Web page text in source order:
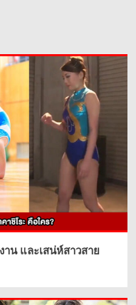
ฐณิชา โรจนะจารุนันท์
ทอง โหนกระแสคนดัง
มชื่อนางเอกMV
คือใคร? ประวัติ ผลงาน
ายยิมนาสติกที่ถูกพูดถึง
ทยน และเสน่ห์สาวสาย